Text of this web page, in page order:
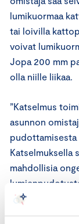
lumikuormaa
tai loivilla
voivat
Jopa 200 mm
olla niille liikaa.
”Katselmus
asunnon
pudottamisesta
Katselmuksella
mahdollisia
olemassa